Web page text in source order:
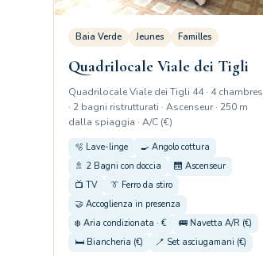
Baia Verde Jeunes Familles
Quadrilocale Viale dei Tigli
Quadrilocale Viale dei Tigli 44 · 4 chambres
· 2 bagni ristrutturati · Ascenseur · 250 m
dalla spiaggia · A/C (€)
🫧 Lave-linge
🍳 Angolo cottura
🚿 2 Bagni con doccia
🛗 Ascenseur
📺 TV
👔 Ferro da stiro
🤝 Accoglienza in presenza
❄️ Aria condizionata · €
🚌 Navetta A/R (€)
🛏️ Biancheria (€)
🪥 Set asciugamani (€)